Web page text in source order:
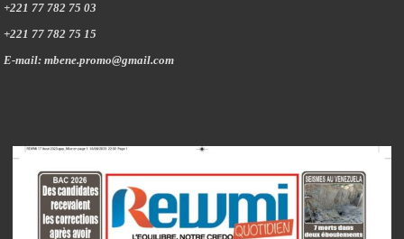
+221 77 782 75 03
+221 77 782 75 15
E-mail: mbene.promo@gmail.com